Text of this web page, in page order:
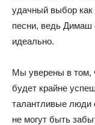
удачный выбор как
песни, ведь Димаш
идеально.
Мы уверены в том,
будет крайне
талантливые люди
не могут быть